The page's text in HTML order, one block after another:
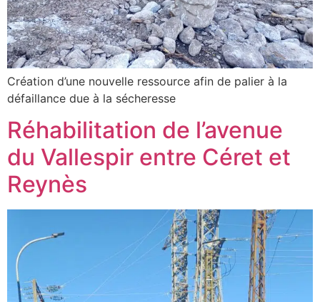
Création d’une nouvelle ressource afin de palier à la
défaillance due à la sécheresse
Réhabilitation de l’avenue
du Vallespir entre Céret et
Reynès